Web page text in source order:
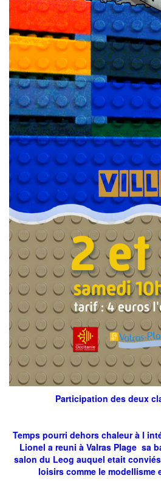
Participation des deux
Temps pourri dehors chaleur à l
Lionel a reuni à Valras Plage sa
salon du Leog auquel etait
loisirs comme le modellisme